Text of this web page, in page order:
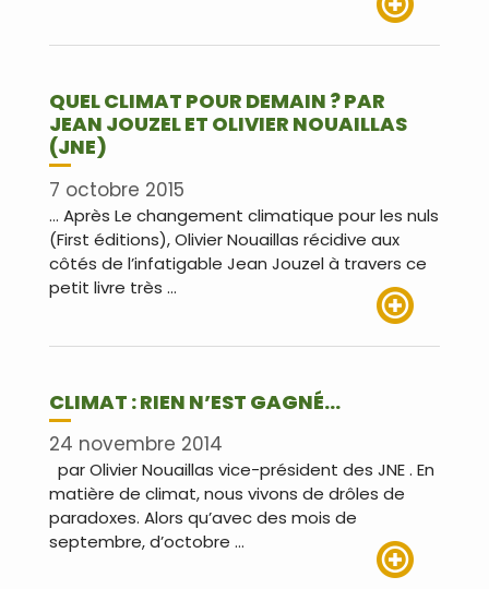
QUEL CLIMAT POUR DEMAIN ? PAR
JEAN JOUZEL ET OLIVIER NOUAILLAS
(JNE)
7 octobre 2015
… Après Le changement climatique pour les nuls
(First éditions), Olivier Nouaillas récidive aux
côtés de l’infatigable Jean Jouzel à travers ce
petit livre très …
CLIMAT : RIEN N’EST GAGNÉ…
24 novembre 2014
par Olivier Nouaillas vice-président des JNE . En
matière de climat, nous vivons de drôles de
paradoxes. Alors qu’avec des mois de
septembre, d’octobre …